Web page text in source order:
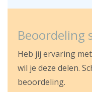
Beoordeling
Heb jij ervaring
wil je deze delen.
beoordeling.